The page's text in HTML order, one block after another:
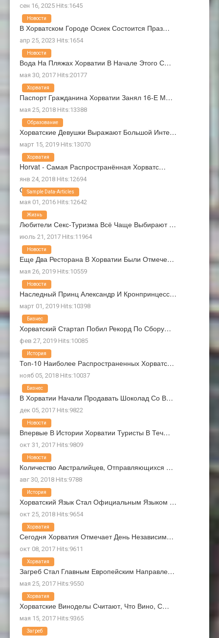
сен 16, 2025 Hits:1645
В Хорватском Городе Осиек Состоится Праз…
апр 25, 2023 Hits:1654
Новости
Вода На Пляжах Хорватии В Начале Этого С…
мая 30, 2017 Hits:20177
Новости
Паспорт Гражданина Хорватии Занял 16-Е М…
мая 25, 2018 Hits:13388
Хорватия
Хорватские Девушки Выражают Большой Инте…
март 15, 2019 Hits:13070
Образование
Horvat - Самая Распространённая Хорватс…
янв 24, 2018 Hits:12694
Хорватия
О Нас
мая 01, 2016 Hits:12642
Sample Data-Articles
Любители Секс-Туризма Всё Чаще Выбирают …
июль 21, 2017 Hits:11964
Жизнь
Еще Два Ресторана В Хорватии Были Отмече…
мая 26, 2019 Hits:10559
Новости
Наследный Принц Александр И Кронпринцесс…
март 01, 2019 Hits:10398
Новости
Хорватский Стартап Побил Рекорд По Сбору…
фев 27, 2019 Hits:10085
Бизнес
Топ-10 Наиболее Распространенных Хорватс…
нояб 05, 2018 Hits:10037
История
В Хорватии Начали Продавать Шоколад Со В…
дек 05, 2017 Hits:9822
Бизнес
Впервые В Истории Хорватии Туристы В Теч…
окт 31, 2017 Hits:9809
Новости
Количество Австралийцев, Отправляющихся …
авг 30, 2018 Hits:9788
Новости
Хорватский Язык Стал Официальным Языком …
окт 25, 2018 Hits:9654
История
Сегодня Хорватия Отмечает День Независим…
окт 08, 2017 Hits:9611
Хорватия
Загреб Стал Главным Европейским Направле…
мая 25, 2017 Hits:9550
Хорватия
Хорватские Виноделы Считают, Что Вино, С…
мая 15, 2017 Hits:9365
Хорватия
Загреб